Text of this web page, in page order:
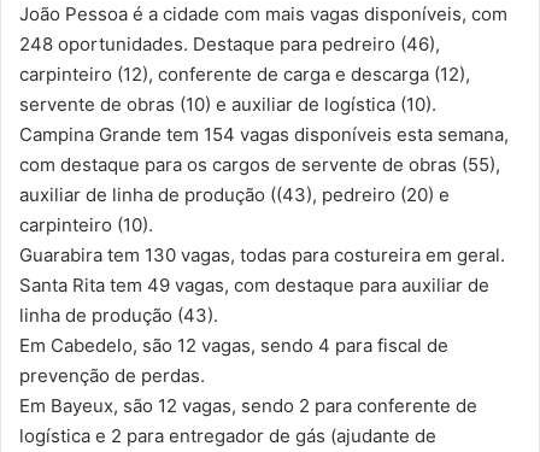
João Pessoa é a cidade com mais vagas disponíveis, com
248 oportunidades. Destaque para pedreiro (46),
carpinteiro (12), conferente de carga e descarga (12),
servente de obras (10) e auxiliar de logística (10).
Campina Grande tem 154 vagas disponíveis esta semana,
com destaque para os cargos de servente de obras (55),
auxiliar de linha de produção ((43), pedreiro (20) e
carpinteiro (10).
Guarabira tem 130 vagas, todas para costureira em geral.
Santa Rita tem 49 vagas, com destaque para auxiliar de
linha de produção (43).
Em Cabedelo, são 12 vagas, sendo 4 para fiscal de
prevenção de perdas.
Em Bayeux, são 12 vagas, sendo 2 para conferente de
logística e 2 para entregador de gás (ajudante de